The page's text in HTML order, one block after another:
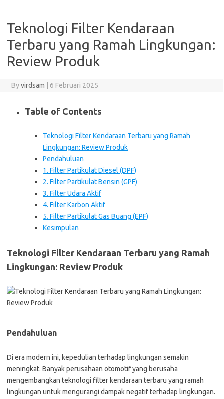
Teknologi Filter Kendaraan
Terbaru yang Ramah Lingkungan:
Review Produk
Byvirdsam 6 Februari 2025
Table of Contents
Teknologi Filter Kendaraan Terbaru yang Ramah
Lingkungan: Review Produk
Pendahuluan
1. Filter Partikulat Diesel (DPF)
2. Filter Partikulat Bensin (GPF)
3. Filter Udara Aktif
4. Filter Karbon Aktif
5. Filter Partikulat Gas Buang (EPF)
Kesimpulan
Teknologi Filter Kendaraan Terbaru yang Ramah
Lingkungan: Review Produk
Pendahuluan
Di era modern ini, kepedulian terhadap lingkungan semakin
meningkat. Banyak perusahaan otomotif yang berusaha
mengembangkan teknologi filter kendaraan terbaru yang ramah
lingkungan untuk mengurangi dampak negatif terhadap lingkungan.